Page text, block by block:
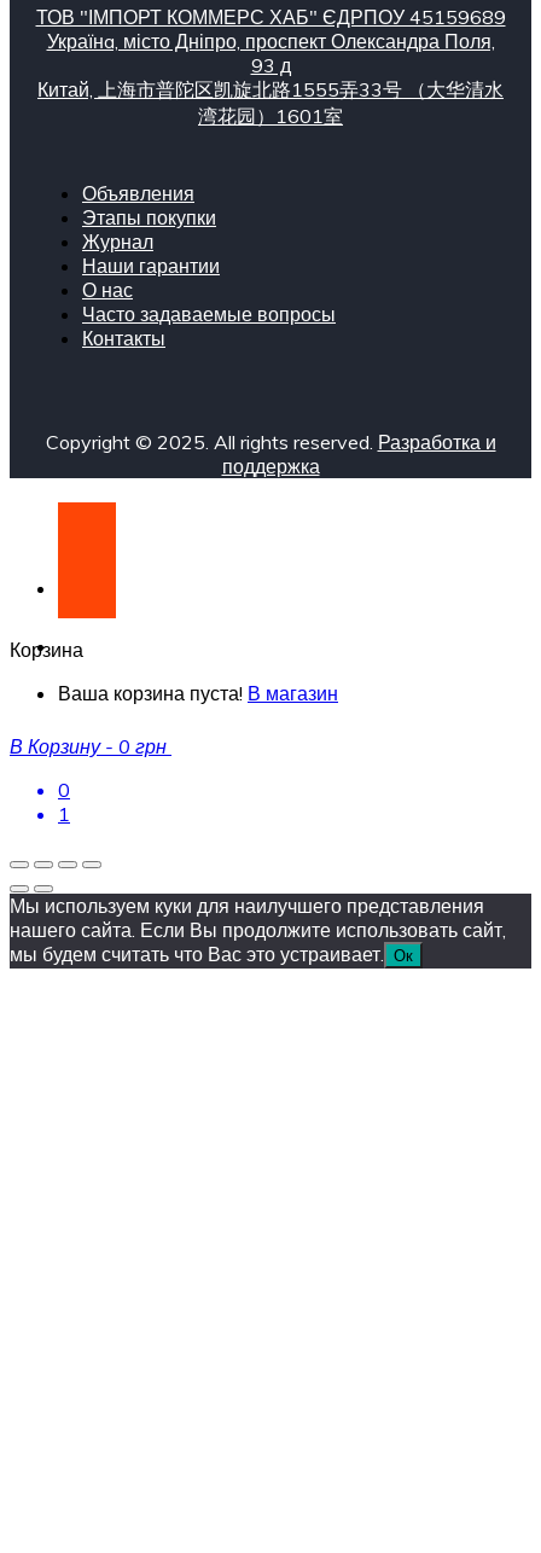
ТОВ "ІМПОРТ КОММЕРС ХАБ" ЄДРПОУ 45159689
Українa, місто Дніпро, проспект Олександра Поля,
93 д
Китай, 上海市普陀区凯旋北路1555弄33号 （大华清水
湾花园）1601室
Объявления
Этапы покупки
Журнал
Наши гарантии
О нас
Часто задаваемые вопросы
Контакты
Copyright © 2025. All rights reserved. Разработка и
поддержка
Корзина
Ваша корзина пуста! В магазин
В Корзину - 0 грн
0
1
Мы используем куки для наилучшего представления
нашего сайта. Если Вы продолжите использовать сайт,
мы будем считать что Вас это устраивает.
Ок